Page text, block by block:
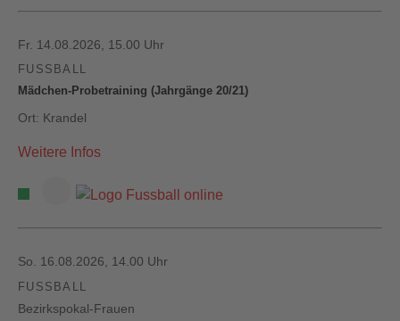
Fr. 14.08.2026, 15.00 Uhr
FUSSBALL
Mädchen-Probetraining (Jahrgänge 20/21)
Ort: Krandel
Weitere Infos
So. 16.08.2026, 14.00 Uhr
FUSSBALL
Bezirkspokal-Frauen